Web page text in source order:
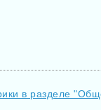
в разделе